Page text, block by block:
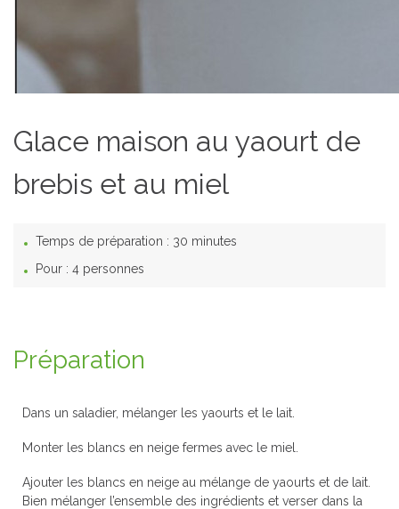
Glace maison au yaourt de
brebis et au miel
Temps de préparation : 30 minutes
Pour : 4 personnes
Préparation
Dans un saladier, mélanger les yaourts et le lait.
Monter les blancs en neige fermes avec le miel.
Ajouter les blancs en neige au mélange de yaourts et de lait.
Bien mélanger l’ensemble des ingrédients et verser dans la